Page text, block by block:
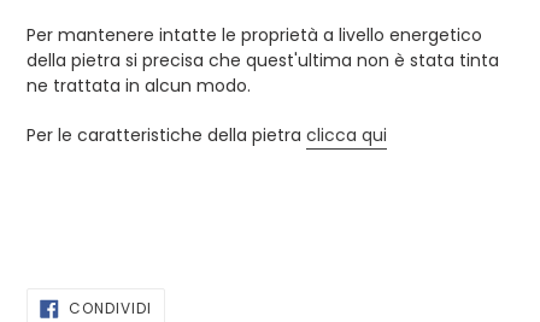
Per mantenere intatte le proprietà a livello energetico
della pietra si precisa che quest'ultima non è stata tinta
ne trattata in alcun modo.
Per le caratteristiche della pietra clicca qui
CONDIVIDI